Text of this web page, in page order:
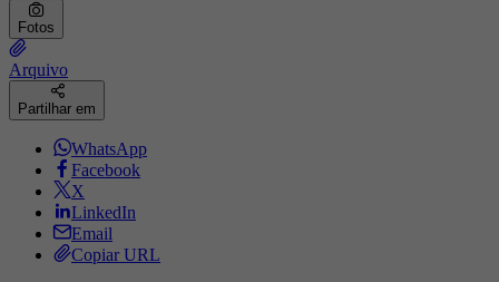
Fotos
Arquivo
Partilhar em
WhatsApp
Facebook
X
LinkedIn
Email
Copiar URL